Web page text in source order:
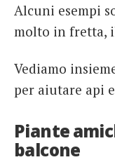
Alcuni esempi
molto in fretta,
Vediamo
per aiutare api
Piante
balcone